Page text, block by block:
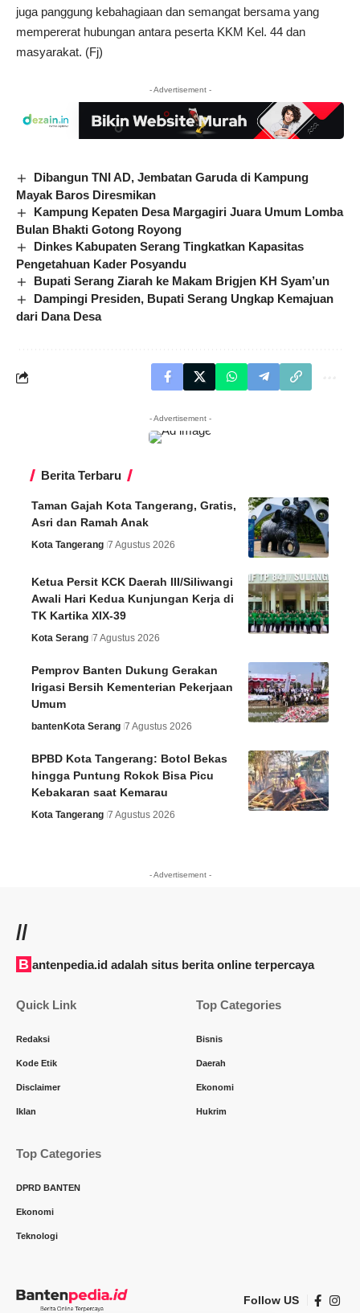
juga panggung kebahagiaan dan semangat bersama yang
mempererat hubungan antara peserta KKM Kel. 44 dan
masyarakat. (Fj)
- Advertisement -
Dibangun TNI AD, Jembatan Garuda di Kampung
Mayak Baros Diresmikan
Kampung Kepaten Desa Margagiri Juara Umum Lomba
Bulan Bhakti Gotong Royong
Dinkes Kabupaten Serang Tingkatkan Kapasitas
Pengetahuan Kader Posyandu
Bupati Serang Ziarah ke Makam Brigjen KH Syam’un
Dampingi Presiden, Bupati Serang Ungkap Kemajuan
dari Dana Desa
- Advertisement -
Berita Terbaru
Taman Gajah Kota Tangerang, Gratis,
Asri dan Ramah Anak
Kota Tangerang 7 Agustus 2026
Ketua Persit KCK Daerah III/Siliwangi
Awali Hari Kedua Kunjungan Kerja di
TK Kartika XIX-39
Kota Serang 7 Agustus 2026
Pemprov Banten Dukung Gerakan
Irigasi Bersih Kementerian Pekerjaan
Umum
bantenKota Serang 7 Agustus 2026
BPBD Kota Tangerang: Botol Bekas
hingga Puntung Rokok Bisa Picu
Kebakaran saat Kemarau
Kota Tangerang 7 Agustus 2026
- Advertisement -
//
Bantenpedia.id adalah situs berita online terpercaya
Quick Link
Redaksi
Kode Etik
Disclaimer
Iklan
Top Categories
Bisnis
Daerah
Ekonomi
Hukrim
Top Categories
DPRD BANTEN
Ekonomi
Teknologi
Follow US